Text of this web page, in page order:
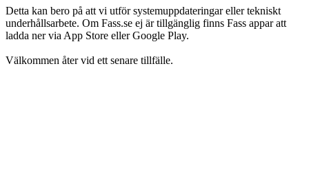
Detta kan bero på att vi utför systemuppdateringar eller tekniskt
underhållsarbete. Om Fass.se ej är tillgänglig finns Fass appar att
ladda ner via App Store eller Google Play.
Välkommen åter vid ett senare tillfälle.